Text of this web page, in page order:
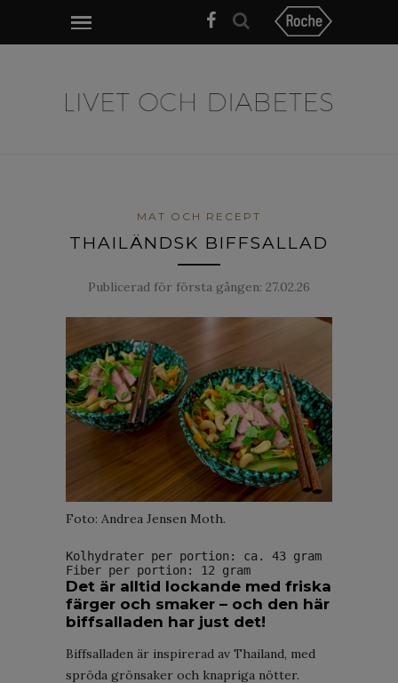
MAT OCH RECEPT
THAILÄNDSK BIFFSALLAD
Publicerad för första gången: 27.02.26
Foto: Andrea Jensen Moth.
Kolhydrater per portion: ca. 43 gram
Fiber per portion: 12 gram
Det är alltid lockande med friska
färger och smaker – och den här
biffsalladen har just det!
Biffsalladen är inspirerad av Thailand, med
spröda grönsaker och knapriga nötter.